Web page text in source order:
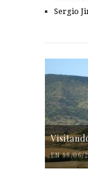
Sergio
EN 19/06/